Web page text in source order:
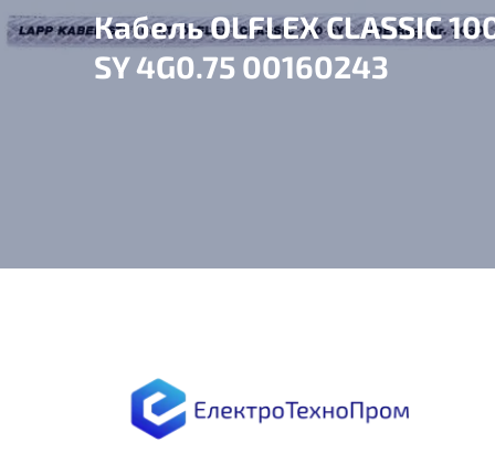
Кабель OLFLEX CLASSIC
SY 4G0.75 00160243